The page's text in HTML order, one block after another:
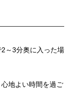
～3分奥に入った場
地よい時間を過ご